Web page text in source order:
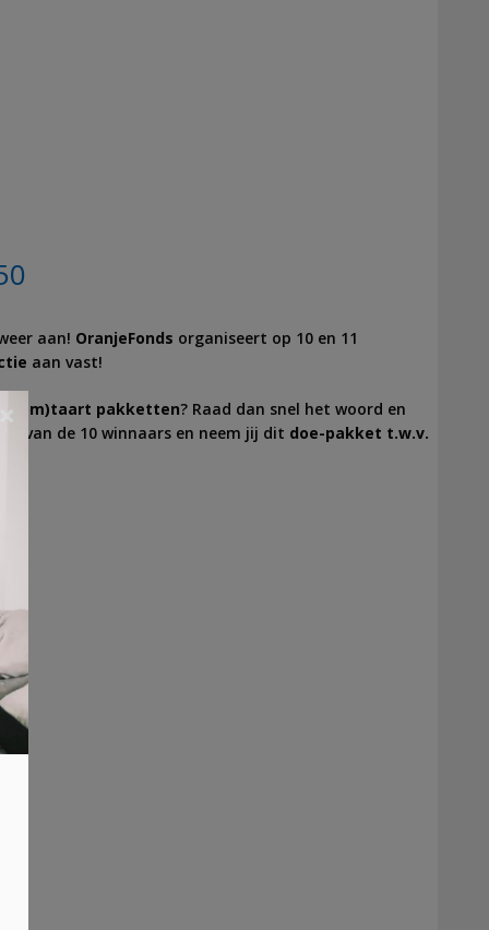
aan! OranjeFonds organiseert op 10 en 11
aan vast!
pakketten? Raad dan snel het woord en
van de 10 winnaars en neem jij dit doe-pakket t.w.v.
×